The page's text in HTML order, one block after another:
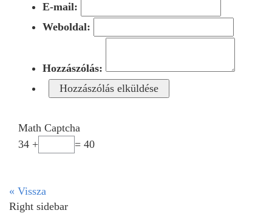
E-mail:
Weboldal:
Hozzászólás:
Math Captcha
34 +
= 40
« Vissza
Right sidebar